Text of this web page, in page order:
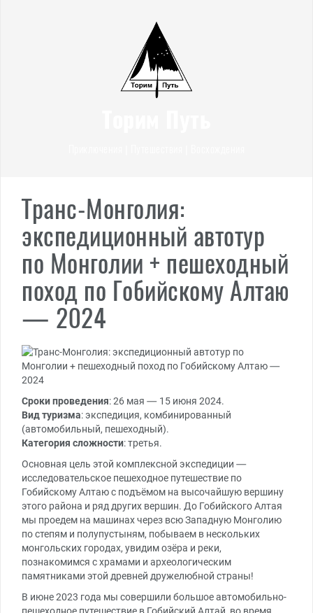
Транс-Монголия:
экспедиционный автотур
по Монголии + пешеходный
поход по Гобийскому Алтаю
— 2024
Сроки проведения: 26 мая — 15 июня 2024.
Вид туризма: экспедиция, комбинированный
(автомобильный, пешеходный).
Категория сложности: третья.
Основная цель этой комплексной экспедиции —
исследовательское пешеходное путешествие по
Гобийскому Алтаю с подъёмом на высочайшую вершину
этого района и ряд других вершин. До Гобийского Алтая
мы проедем на машинах через всю Западную Монголию
по степям и полупустыням, побываем в нескольких
монгольских городах, увидим озёра и реки,
познакомимся с храмами и археологическим
памятниками этой древней дружелюбной страны!
В июне 2023 года мы совершили большое автомобильно-